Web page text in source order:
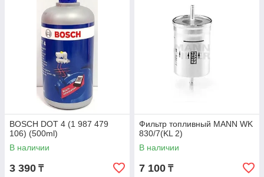
BOSCH DOT 4 (1 987 479
106) (500ml)
В наличии
3 390 ₸
Фильтр топливный MANN WK
830/7(KL 2)
В наличии
7 100 ₸